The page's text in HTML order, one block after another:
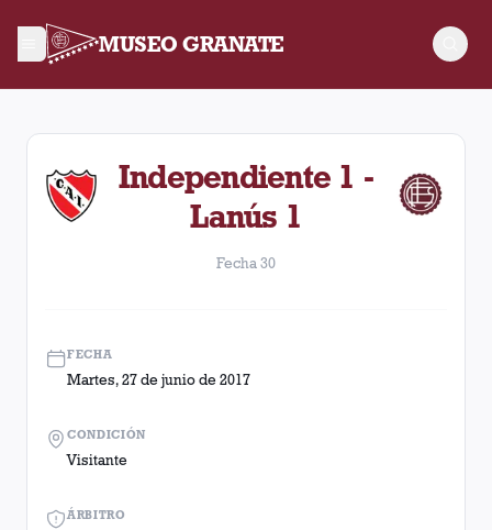
MUSEO GRANATE
Fecha 30. Partido entre Lanús y Independiente disputado
Independiente 1 -
Lanús 1
Fecha 30
FECHA
Martes, 27 de junio de 2017
ÁRBITRO
CONDICIÓN
Visitante